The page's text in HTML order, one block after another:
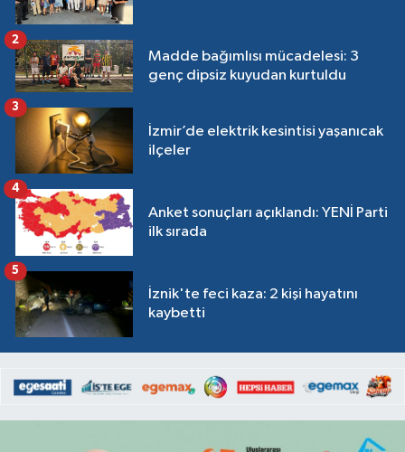
Madde bağımlısı mücadelesi: 3
genç dipsiz kuyudan kurtuldu
2
İzmir’de elektrik kesintisi yaşanıcak
ilçeler
3
Anket sonuçları açıklandı: YENİ Parti
ilk sırada
4
İznik'te feci kaza: 2 kişi hayatını
kaybetti
5